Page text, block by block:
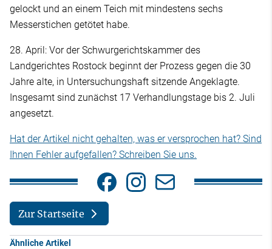
gelockt und an einem Teich mit mindestens sechs
Messerstichen getötet habe.
28. April: Vor der Schwurgerichtskammer des
Landgerichtes Rostock beginnt der Prozess gegen die 30
Jahre alte, in Untersuchungshaft sitzende Angeklagte.
Insgesamt sind zunächst 17 Verhandlungstage bis 2. Juli
angesetzt.
Hat der Artikel nicht gehalten, was er versprochen hat? Sind
Ihnen Fehler aufgefallen? Schreiben Sie uns.
Zur Startseite
Ähnliche Artikel